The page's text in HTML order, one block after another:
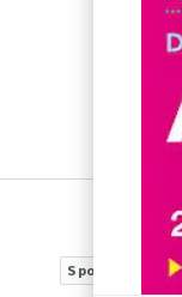
Sponsored